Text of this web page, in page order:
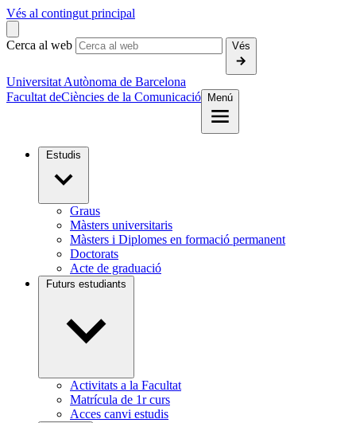
Vés al contingut principal
Cerca al web Vés
Universitat Autònoma de Barcelona
Facultat deCiències de la Comunicació Menú
Estudis
Graus
Màsters universitaris
Màsters i Diplomes en formació permanent
Doctorats
Acte de graduació
Futurs estudiants
Activitats a la Facultat
Matrícula de 1r curs
Acces canvi estudis